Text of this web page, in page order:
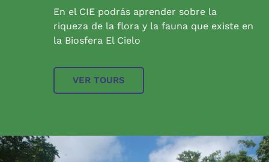
En el CIE podrás aprender sobre la
riqueza de la flora y la fauna que existe en
la Biosfera El Cielo
VER TOURS